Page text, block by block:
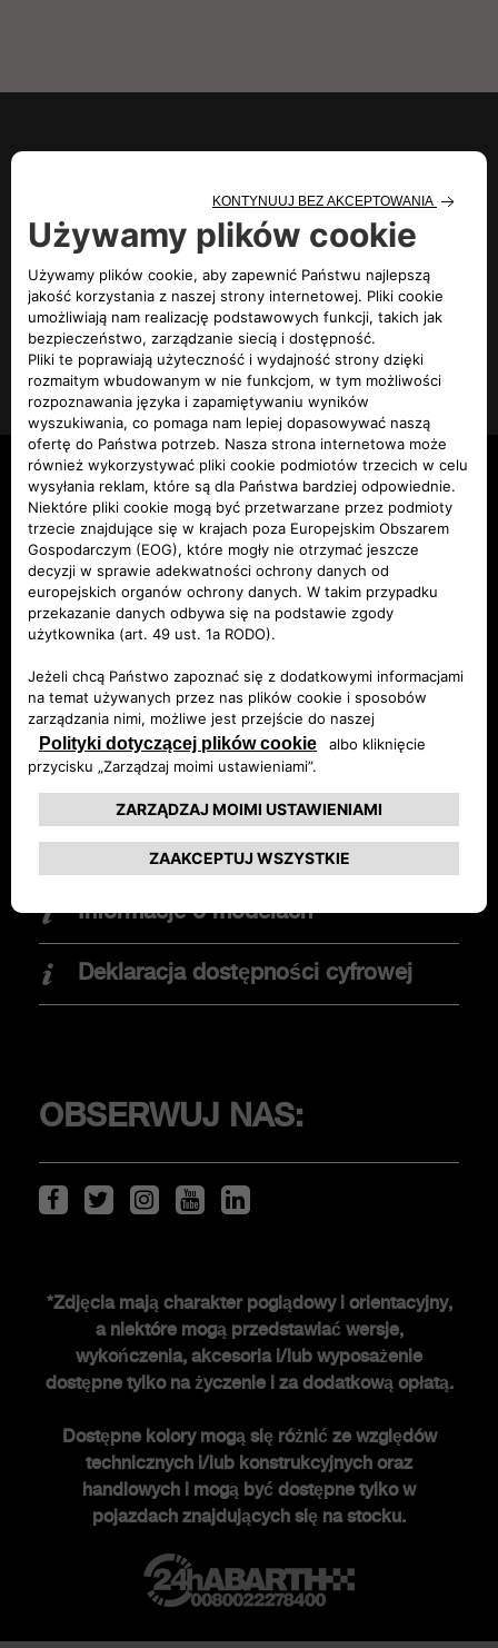
Modele
Nowy Abarth 600e
Abarth 500e
OPCJE ZAKUPU
Promocje
Znajdź dealera
Jazda testowa
Serwis i akcesoria
Historia FCA heritage
Historia
Nowości
Newsletter
Od ręki
Konfigurator
Obsługa klienta
Znajdź dealera
Zamów Ofertę
Informacje o modelach
Deklaracja dostępności cyfrowej
OBSERWUJ NAS:
*Zdjęcia mają charakter poglądowy i orientacyjny,
a niektóre mogą przedstawiać wersje,
wykończenia, akcesoria i/lub wyposażenie
dostępne tylko na życzenie i za dodatkową opłatą.
Dostępne kolory mogą się różnić ze względów
technicznych i/lub konstrukcyjnych oraz
handlowych i mogą być dostępne tylko w
pojazdach znajdujących się na stocku.